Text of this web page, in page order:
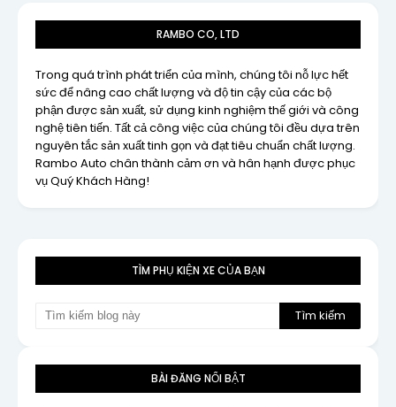
RAMBO CO, LTD
Trong quá trình phát triển của mình, chúng tôi nỗ lực hết
sức để nâng cao chất lượng và độ tin cậy của các bộ
phận được sản xuất, sử dụng kinh nghiệm thế giới và công
nghệ tiên tiến. Tất cả công việc của chúng tôi đều dựa trên
nguyên tắc sản xuất tinh gọn và đạt tiêu chuẩn chất lượng.
Rambo Auto chân thành cảm ơn và hân hạnh được phục
vụ Quý Khách Hàng!
TÌM PHỤ KIỆN XE CỦA BẠN
BÀI ĐĂNG NỔI BẬT